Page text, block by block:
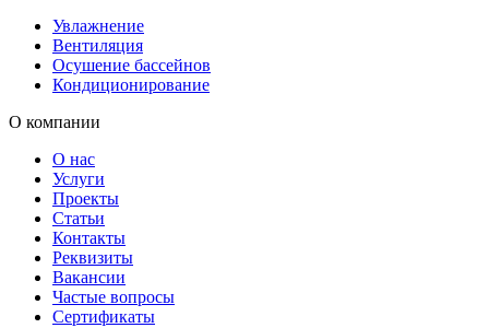
Увлажнение
Вентиляция
Осушение бассейнов
Кондиционирование
О компании
О нас
Услуги
Проекты
Статьи
Контакты
Реквизиты
Вакансии
Частые вопросы
Сертификаты